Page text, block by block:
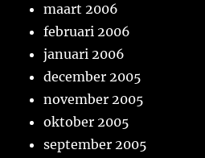
maart 2006
februari 2006
januari 2006
december 2005
november 2005
oktober 2005
september 2005